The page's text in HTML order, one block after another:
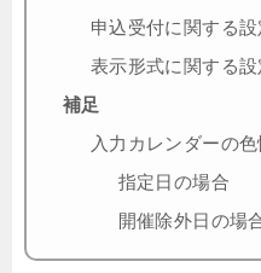
申込受付に関する設
表示形式に関する設
補足
入力カレンダーの
指定日の場合
開催除外日の場